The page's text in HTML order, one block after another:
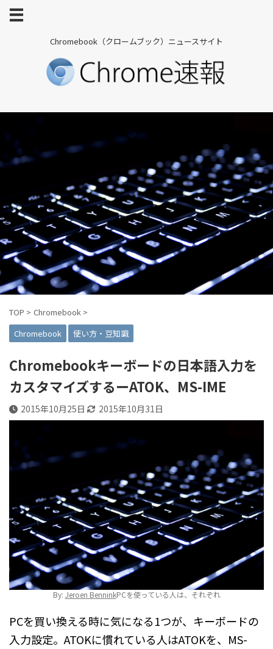
Chromebook（クロームブック）ニュースサイト
TOP > Chromebook >
Chromebook
使い方・豆知識
Chromebookキーボードの日本語入力を
カスタマイズするーATOK、MS-IME
2015年10月25日 2015年10月31日
By: Jeroen BenninkPCを使っている人は、それぞれ
PCを買い換える時に気になる1つが、キーボードの
入力設定。ATOKに慣れている人はATOKを、MS-